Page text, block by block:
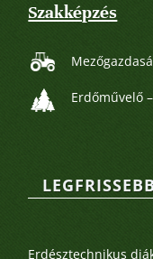
Szakképzés
Erdőművelő
Erdésztechnikus